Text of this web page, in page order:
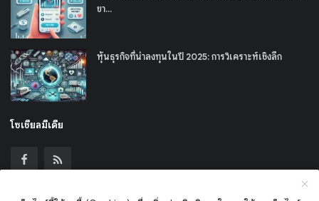
ขา...
หุ้นธุรกิจที่น่าลงทุนในปี 2025: การวิเคราะห์เชิงลึก
โซเชียลมีเดีย